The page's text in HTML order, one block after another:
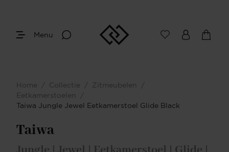
Menu
Home / Collectie / Zitmeubelen
/
Eetkamerstoelen
/
Taiwa Jungle Jewel Eetkamerstoel Glide Black
Taiwa